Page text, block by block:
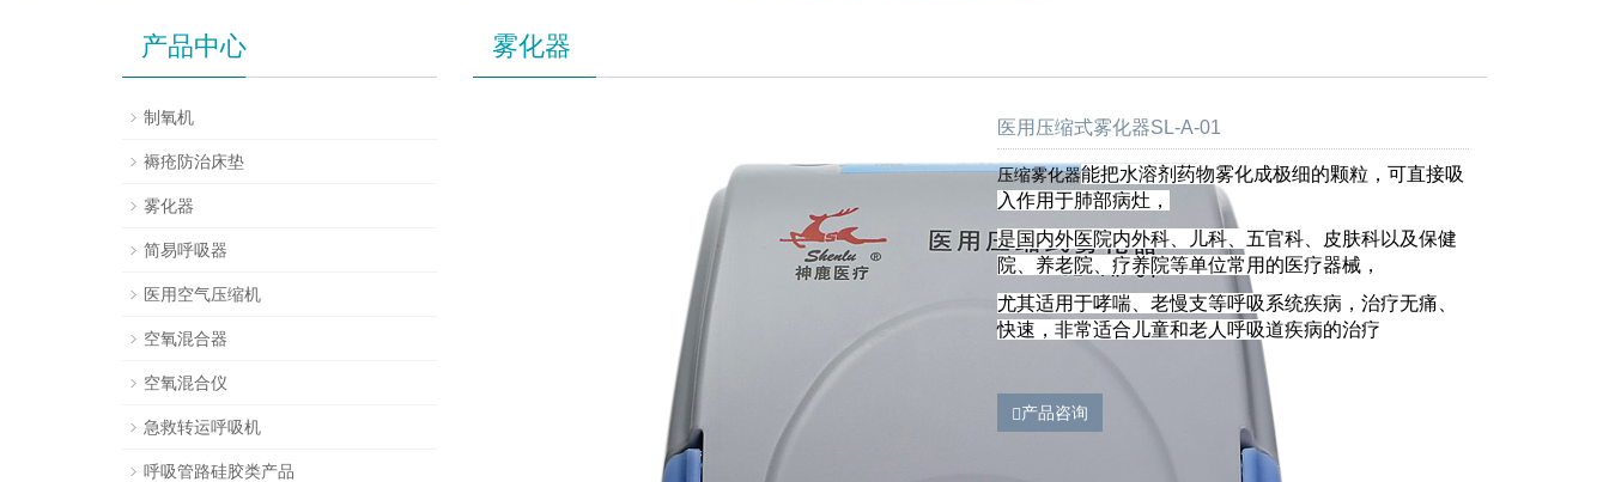
雾化器
医用压缩式雾化器SL-A-01
压缩雾化器能把水溶剂药物雾化成极细的颗粒，可直接吸
入作用于肺部病灶，
是国内外医院内外科、儿科、五官科、皮肤科以及保健
院、养老院、疗养院等单位常用的医疗器械，
尤其适用于哮喘、老慢支等呼吸系统疾病，治疗无痛、
快速，非常适合儿童和老人呼吸道疾病的治疗
产品咨询
产品中心
制氧机
褥疮防治床垫
雾化器
简易呼吸器
医用空气压缩机
空氧混合器
空氧混合仪
急救转运呼吸机
呼吸管路硅胶类产品